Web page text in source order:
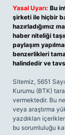
Yasal Uyarı: Bu
şirketi ile hiçbir
hazırladığımız
haber niteliği
paylaşım
benzerlikleri
halindedir ve
Sitemiz, 5651
Kurumu (BTK)
vermektedir. Bu
veya araştırma
yazdıkları
bu sorumluluğu